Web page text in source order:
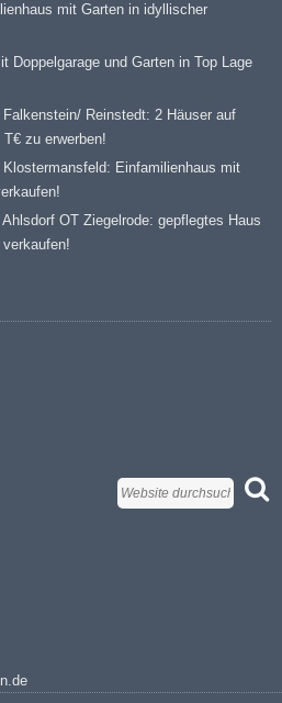
mit Garten in idyllischer
Doppelgarage und Garten in Top Lage
Reinstedt: 2 Häuser auf
zu erwerben!
Einfamilienhaus mit
OT Ziegelrode: gepflegtes Haus